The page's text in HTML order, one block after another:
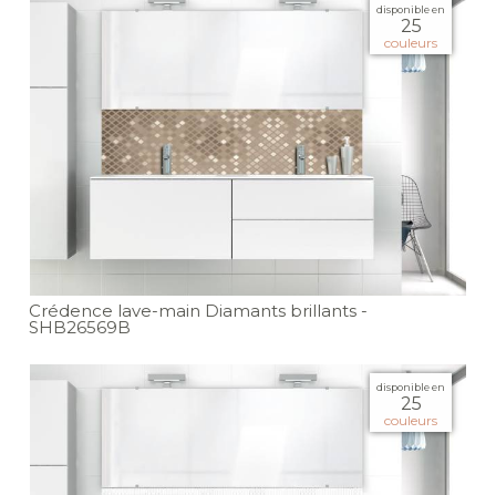
disponible en
25
couleurs
Crédence lave-main Diamants brillants -
SHB26569B
disponible en
25
couleurs